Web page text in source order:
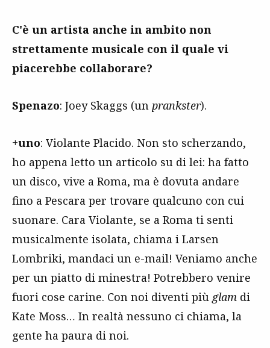
C'è un artista anche in ambito non
strettamente musicale con il quale vi
piacerebbe collaborare?
Spenazo: Joey Skaggs (un prankster).
+uno: Violante Placido. Non sto scherzando,
ho appena letto un articolo su di lei: ha fatto
un disco, vive a Roma, ma è dovuta andare
fino a Pescara per trovare qualcuno con cui
suonare. Cara Violante, se a Roma ti senti
musicalmente isolata, chiama i Larsen
Lombriki, mandaci un e-mail! Veniamo anche
per un piatto di minestra! Potrebbero venire
fuori cose carine. Con noi diventi più glam di
Kate Moss… In realtà nessuno ci chiama, la
gente ha paura di noi.